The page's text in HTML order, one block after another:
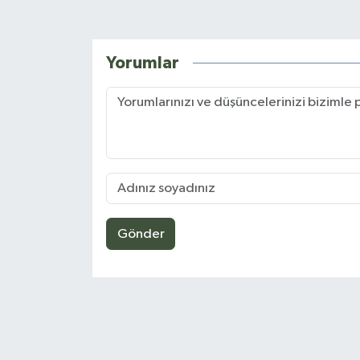
Yorumlar
Gönder